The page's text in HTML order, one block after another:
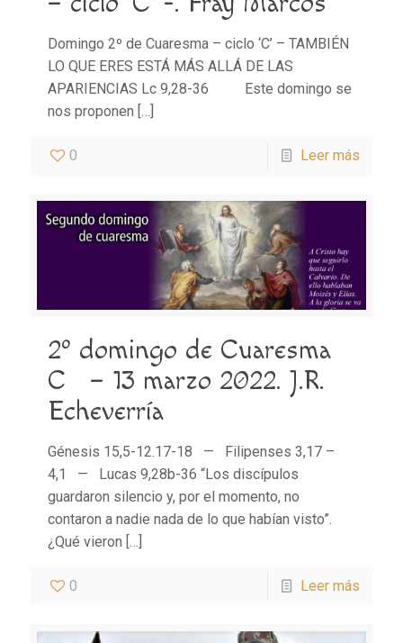
Domingo 2º de Cuaresma – ciclo ‘C’ – TAMBIÉN
LO QUE ERES ESTÁ MÁS ALLÁ DE LAS
APARIENCIAS Lc 9,28-36 Este domingo se
nos proponen […]
0 Leer más
2º domingo de Cuaresma
C – 13 marzo 2022. J.R.
Echeverría
Génesis 15,5-12.17-18 — Filipenses 3,17 –
4,1 — Lucas 9,28b-36 “Los discípulos
guardaron silencio y, por el momento, no
contaron a nadie nada de lo que habían visto”.
¿Qué vieron […]
0 Leer más